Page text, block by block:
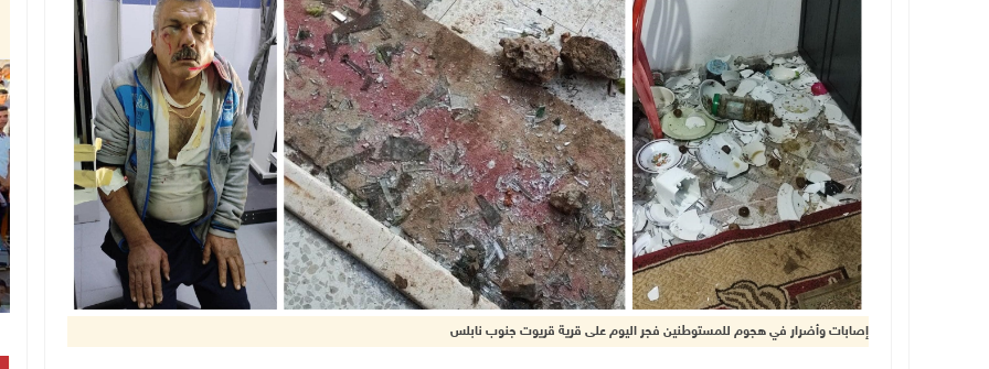
إصابات وأضرار في هجوم للمستوطنين فجر اليوم على قرية قريوت جنوب نابلس